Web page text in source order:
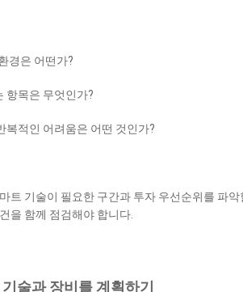
경은 어떤가?
항목은 무엇인가?
복적인 어려움은 어떤 것인가?
트 기술이 필요한 구간과 투자 우선순위를 파
을 함께 점검해야 합니다.
술과 장비를 계획하기